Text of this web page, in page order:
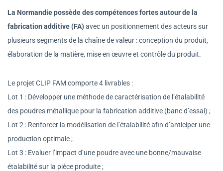
La Normandie possède des compétences fortes autour de la
fabrication additive (FA)avec un positionnement des acteurs sur
plusieurs segments de la chaîne de valeur : conception du produit,
élaboration de la matière, mise en œuvre et contrôle du produit.
Le projet CLIP FAM comporte 4 livrables :
Lot 1 : Développer une méthode de caractérisation de l’étalabilité
des poudres métallique pour la fabrication additive (banc d’essai) ;
Lot 2 : Renforcer la modélisation de l’étalabilité afin d’anticiper une
production optimale ;
Lot 3 : Evaluer l’impact d’une poudre avec une bonne/mauvaise
étalabilité sur la pièce produite ;